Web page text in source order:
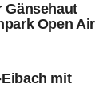
Gänsehaut
Open Air
mit